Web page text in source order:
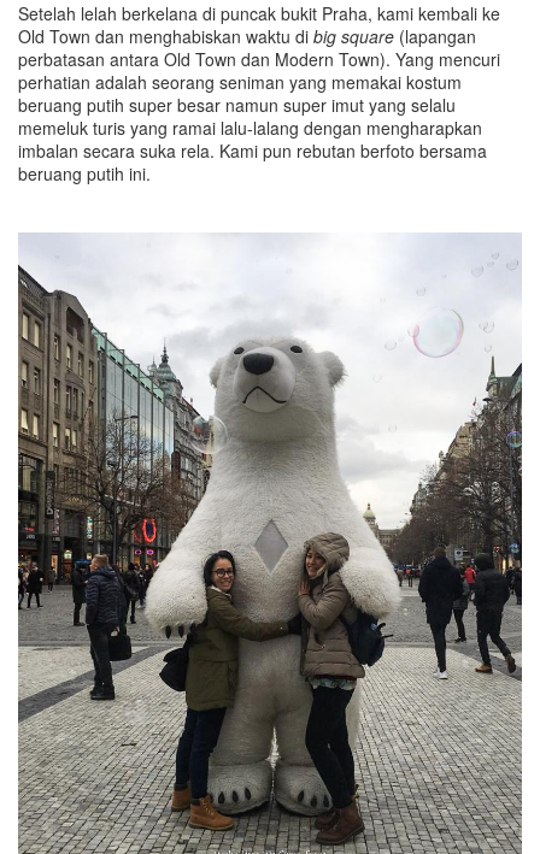
Setelah lelah berkelana di puncak bukit Praha, kami kembali ke
Old Town dan menghabiskan waktu di big square (lapangan
perbatasan antara Old Town dan Modern Town). Yang mencuri
perhatian adalah seorang seniman yang memakai kostum
beruang putih super besar namun super imut yang selalu
memeluk turis yang ramai lalu-lalang dengan mengharapkan
imbalan secara suka rela. Kami pun rebutan berfoto bersama
beruang putih ini.